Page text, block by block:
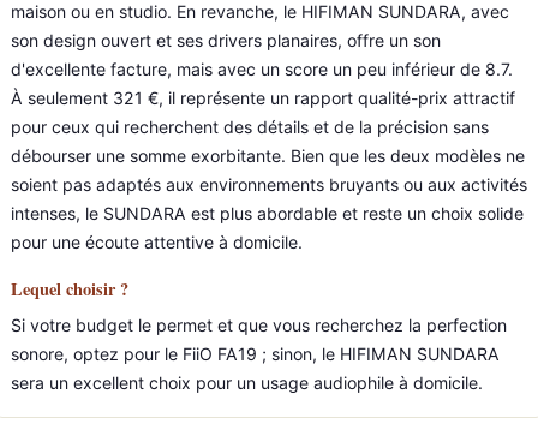
maison ou en studio. En revanche, le HIFIMAN SUNDARA, avec
son design ouvert et ses drivers planaires, offre un son
d'excellente facture, mais avec un score un peu inférieur de 8.7.
À seulement 321 €, il représente un rapport qualité-prix attractif
pour ceux qui recherchent des détails et de la précision sans
débourser une somme exorbitante. Bien que les deux modèles ne
soient pas adaptés aux environnements bruyants ou aux activités
intenses, le SUNDARA est plus abordable et reste un choix solide
pour une écoute attentive à domicile.
Lequel choisir ?
Si votre budget le permet et que vous recherchez la perfection
sonore, optez pour le FiiO FA19 ; sinon, le HIFIMAN SUNDARA
sera un excellent choix pour un usage audiophile à domicile.